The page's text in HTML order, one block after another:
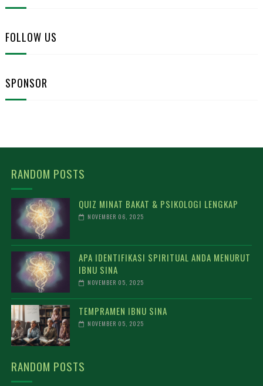
FOLLOW US
SPONSOR
RANDOM POSTS
QUIZ MINAT BAKAT & PSIKOLOGI LENGKAP
NOVEMBER 06, 2025
APA IDENTIFIKASI SPIRITUAL ANDA MENURUT
IBNU SINA
NOVEMBER 05, 2025
TEMPRAMEN IBNU SINA
NOVEMBER 05, 2025
RANDOM POSTS